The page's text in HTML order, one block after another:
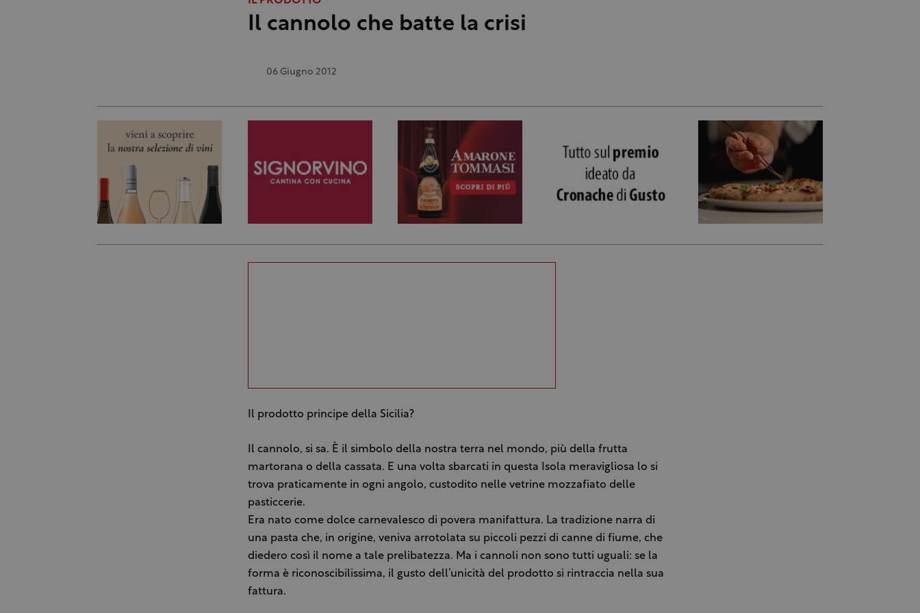
Il cannolo che batte la crisi
06 Giugno 2012
Il prodotto principe della Sicilia?
Il cannolo, si sa. È il simbolo della nostra terra nel mondo, più della frutta
martorana o della cassata. E una volta sbarcati in questa Isola meravigliosa lo si
trova praticamente in ogni angolo, custodito nelle vetrine mozzafiato delle
pasticcerie.
Era nato come dolce carnevalesco di povera manifattura. La tradizione narra di
una pasta che, in origine, veniva arrotolata su piccoli pezzi di canne di fiume, che
diedero così il nome a tale prelibatezza. Ma i cannoli non sono tutti uguali: se la
forma è riconoscibilissima, il gusto dell’unicità del prodotto si rintraccia nella sua
fattura.